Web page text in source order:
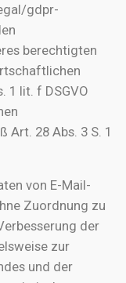
gdpr-
berechtigten
1 lit. f DSGVO
28 Abs. 3 S. 1
von E-Mail-
Zuordnung zu
der
zur
und der